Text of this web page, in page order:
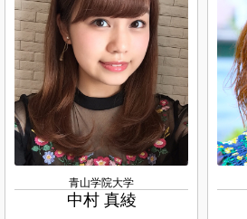
青山学院大学
中村 真綾